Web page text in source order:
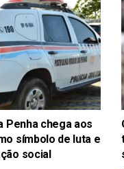
Penha chega aos
símbolo de luta e
social